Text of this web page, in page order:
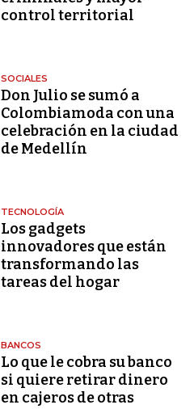
control territorial
SOCIALES
Don Julio se sumó a
Colombiamoda con una
celebración en la ciudad
de Medellín
TECNOLOGÍA
Los gadgets
innovadores que están
transformando las
tareas del hogar
BANCOS
Lo que le cobra su banco
si quiere retirar dinero
en cajeros de otras